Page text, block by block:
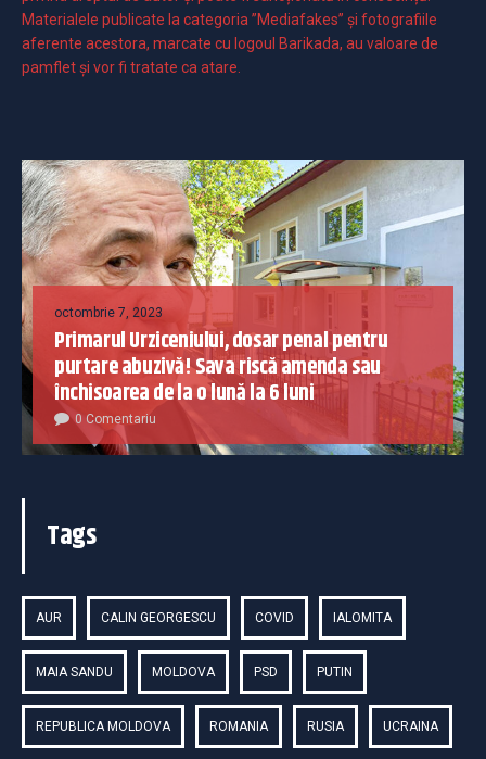
Materialele publicate la categoria ”Mediafakes” și fotografiile
aferente acestora, marcate cu logoul Barikada, au valoare de
pamflet și vor fi tratate ca atare.
octombrie 7, 2023
Primarul Urziceniului, dosar penal pentru
purtare abuzivă! Sava riscă amenda sau
închisoarea de la o lună la 6 luni
0 Comentariu
Tags
AUR CALIN GEORGESCU COVID IALOMITA
MAIA SANDU MOLDOVA PSD PUTIN
REPUBLICA MOLDOVA ROMANIA RUSIA UCRAINA